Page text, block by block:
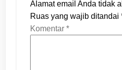
Alamat email Anda tidak
Ruas yang wajib ditandai
Komentar *